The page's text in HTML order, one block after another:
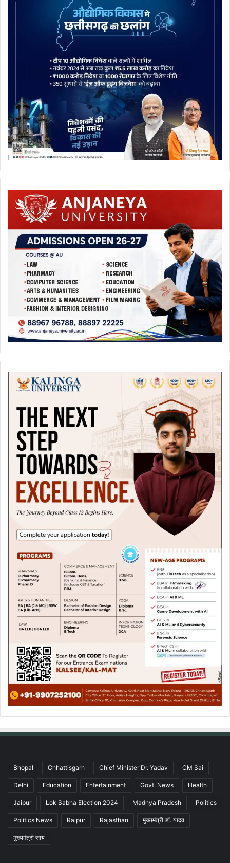
Bhopal Chhattisgarh Chief Minister Dr. Yadav CM Sai
Delhi Education Entertainment Govt. News Health
Jaipur Lok Sabha Election 2024 Madhya Pradesh Politics
Politics News Raipur Rajasthan मुख्यमंत्री डॉ. यादव
मुख्यमंत्री साय